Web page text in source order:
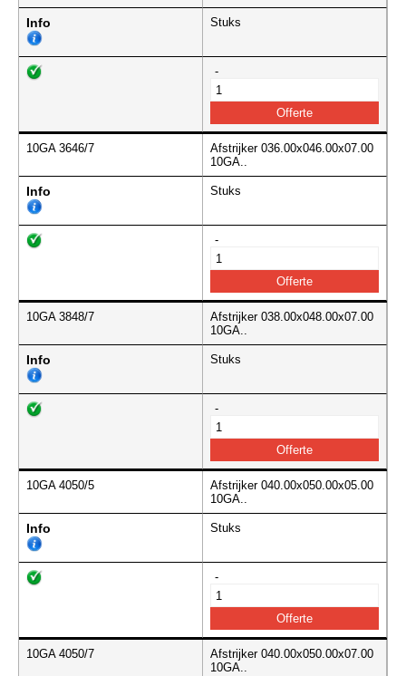
Info Stuks
-
10GA 3646/7
Afstrijker 036.00x046.00x07.00
10GA..
Info Stuks
-
10GA 3848/7
Afstrijker 038.00x048.00x07.00
10GA..
Info Stuks
-
10GA 4050/5
Afstrijker 040.00x050.00x05.00
10GA..
Info Stuks
-
10GA 4050/7
Afstrijker 040.00x050.00x07.00
10GA..